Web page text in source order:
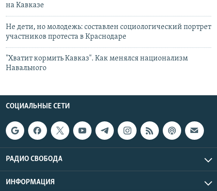
на Кавказе
Не дети, но молодежь: составлен социологический портрет
участников протеста в Краснодаре
"Хватит кормить Кавказ". Как менялся национализм
Навального
СОЦИАЛЬНЫЕ СЕТИ
РАДИО СВОБОДА
ИНФОРМАЦИЯ